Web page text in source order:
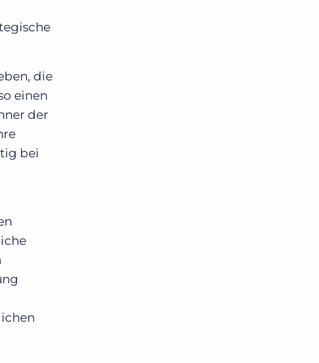
die
einen
der
bei